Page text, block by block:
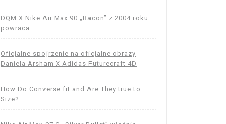
DQM X Nike Air Max 90 „Bacon” z 2004 roku
powraca
Oficjalne spojrzenie na oficjalne obrazy
Daniela Arsham X Adidas Futurecraft 4D
How Do Converse fit and Are They true to
Size?